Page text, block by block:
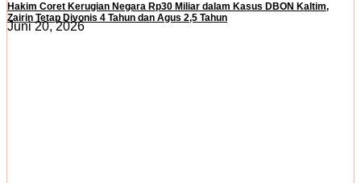
Hakim Coret Kerugian Negara Rp30 Miliar dalam Kasus DBON Kaltim,
Zairin Tetap Divonis 4 Tahun dan Agus 2,5 Tahun
Juni 20, 2026